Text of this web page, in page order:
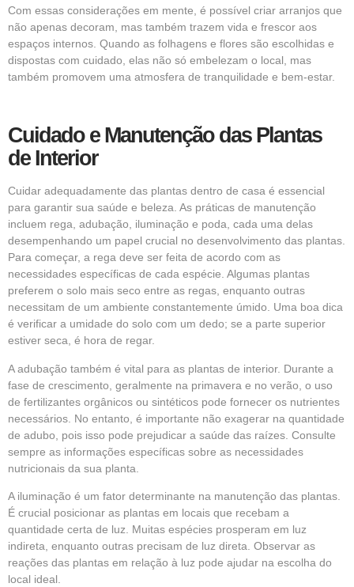
Com essas considerações em mente, é possível criar arranjos que
não apenas decoram, mas também trazem vida e frescor aos
espaços internos. Quando as folhagens e flores são escolhidas e
dispostas com cuidado, elas não só embelezam o local, mas
também promovem uma atmosfera de tranquilidade e bem-estar.
Cuidado e Manutenção das Plantas
de Interior
Cuidar adequadamente das plantas dentro de casa é essencial
para garantir sua saúde e beleza. As práticas de manutenção
incluem rega, adubação, iluminação e poda, cada uma delas
desempenhando um papel crucial no desenvolvimento das plantas.
Para começar, a rega deve ser feita de acordo com as
necessidades específicas de cada espécie. Algumas plantas
preferem o solo mais seco entre as regas, enquanto outras
necessitam de um ambiente constantemente úmido. Uma boa dica
é verificar a umidade do solo com um dedo; se a parte superior
estiver seca, é hora de regar.
A adubação também é vital para as plantas de interior. Durante a
fase de crescimento, geralmente na primavera e no verão, o uso
de fertilizantes orgânicos ou sintéticos pode fornecer os nutrientes
necessários. No entanto, é importante não exagerar na quantidade
de adubo, pois isso pode prejudicar a saúde das raízes. Consulte
sempre as informações específicas sobre as necessidades
nutricionais da sua planta.
A iluminação é um fator determinante na manutenção das plantas.
É crucial posicionar as plantas em locais que recebam a
quantidade certa de luz. Muitas espécies prosperam em luz
indireta, enquanto outras precisam de luz direta. Observar as
reações das plantas em relação à luz pode ajudar na escolha do
local ideal.